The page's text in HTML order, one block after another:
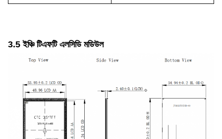
3.5 ইঞ্চি টিএফটি এলসিডি মডিউল